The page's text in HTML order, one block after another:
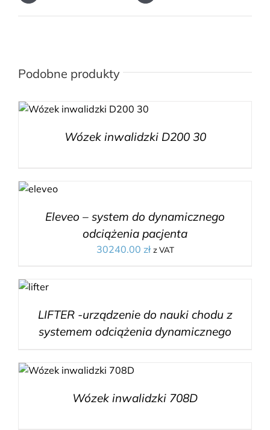
Podobne produkty
Wózek inwalidzki D200 30
KOSZYKA
Eleveo – system do dynamicznego
odciążenia pacjenta
30240.00 zł z VAT
LIFTER -urządzenie do nauki chodu z
systemem odciążenia dynamicznego
Wózek inwalidzki 708D